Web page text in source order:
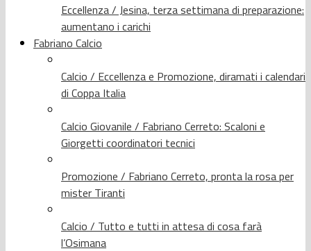
Eccellenza / Jesina, terza settimana di preparazione:
aumentano i carichi
Fabriano Calcio
Calcio / Eccellenza e Promozione, diramati i calendari
di Coppa Italia
Calcio Giovanile / Fabriano Cerreto: Scaloni e
Giorgetti coordinatori tecnici
Promozione / Fabriano Cerreto, pronta la rosa per
mister Tiranti
Calcio / Tutto e tutti in attesa di cosa farà
l’Osimana